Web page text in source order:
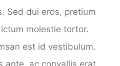
Sed dui eros, pretium
molestie tortor.
est id vestibulum.
ante, ac convallis erat